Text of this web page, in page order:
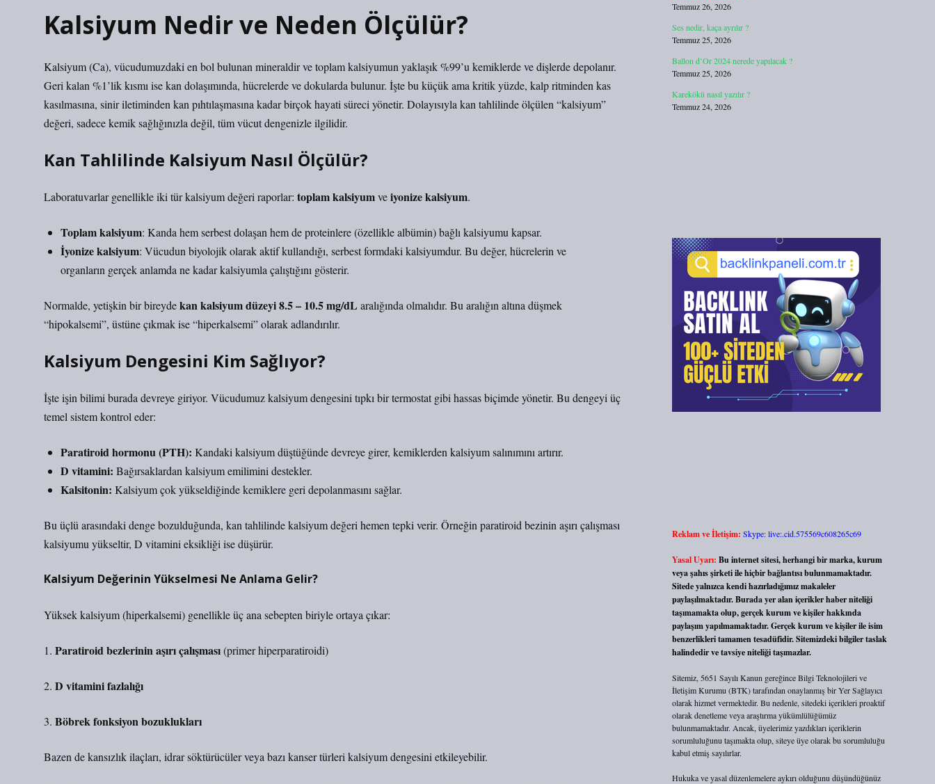
Kalsiyum Nedir ve Neden Ölçülür?
Kalsiyum (Ca), vücudumuzdaki en bol bulunan mineraldir ve toplam kalsiyumun yaklaşık %99’u kemiklerde ve dişlerde depolanır.
Geri kalan %1’lik kısmı ise kan dolaşımında, hücrelerde ve dokularda bulunur. İşte bu küçük ama kritik yüzde, kalp ritminden kas
kasılmasına, sinir iletiminden kan pıhtılaşmasına kadar birçok hayati süreci yönetir. Dolayısıyla kan tahlilinde ölçülen “kalsiyum”
değeri, sadece kemik sağlığınızla değil, tüm vücut dengenizle ilgilidir.
Kan Tahlilinde Kalsiyum Nasıl Ölçülür?
Laboratuvarlar genellikle iki tür kalsiyum değeri raporlar: toplam kalsiyumveiyonize kalsiyum.
Toplam kalsiyum: Kanda hem serbest dolaşan hem de proteinlere (özellikle albümin) bağlı kalsiyumu kapsar.
İyonize kalsiyum: Vücudun biyolojik olarak aktif kullandığı, serbest formdaki kalsiyumdur. Bu değer, hücrelerin ve
organların gerçek anlamda ne kadar kalsiyumla çalıştığını gösterir.
Normalde, yetişkin bir bireydekan kalsiyum düzeyi 8.5 – 10.5 mg/dL aralığında olmalıdır. Bu aralığın altına düşmek
“hipokalsemi”, üstüne çıkmak ise “hiperkalsemi” olarak adlandırılır.
Kalsiyum Dengesini Kim Sağlıyor?
İşte işin bilimi burada devreye giriyor. Vücudumuz kalsiyum dengesini tıpkı bir termostat gibi hassas biçimde yönetir. Bu dengeyi üç
temel sistem kontrol eder:
Paratiroid hormonu (PTH): Kandaki kalsiyum düştüğünde devreye girer, kemiklerden kalsiyum salınımını artırır.
D vitamini: Bağırsaklardan kalsiyum emilimini destekler.
Kalsitonin: Kalsiyum çok yükseldiğinde kemiklere geri depolanmasını sağlar.
Bu üçlü arasındaki denge bozulduğunda, kan tahlilinde kalsiyum değeri hemen tepki verir. Örneğin paratiroid bezinin aşırı çalışması
kalsiyumu yükseltir, D vitamini eksikliği ise düşürür.
Kalsiyum Değerinin Yükselmesi Ne Anlama Gelir?
Yüksek kalsiyum (hiperkalsemi) genellikle üç ana sebepten biriyle ortaya çıkar:
1. Paratiroid bezlerinin aşırı çalışması(primer hiperparatiroidi)
2. D vitamini fazlalığı
3. Böbrek fonksiyon bozuklukları
Bazen de kansızlık ilaçları, idrar söktürücüler veya bazı kanser türleri kalsiyum dengesini etkileyebilir.
Temmuz 26, 2026
Ses nedir, kaça ayrılır ?
Temmuz 25, 2026
Ballon d’Or 2024 nerede yapılacak ?
Temmuz 25, 2026
Karekökü nasıl yazılır ?
Temmuz 24, 2026
Reklam ve İletişim: Skype: live:.cid.575569c608265c69
Yasal Uyarı: Bu internet sitesi, herhangi bir marka, kurum
veya şahıs şirketi ile hiçbir bağlantısı bulunmamaktadır.
Sitede yalnızca kendi hazırladığımız makaleler
paylaşılmaktadır. Burada yer alan içerikler haber niteliği
taşımamakta olup, gerçek kurum ve kişiler hakkında
paylaşım yapılmamaktadır. Gerçek kurum ve kişiler ile isim
benzerlikleri tamamen tesadüfidir. Sitemizdeki bilgiler taslak
halindedir ve tavsiye niteliği taşımazlar.
Sitemiz, 5651 Sayılı Kanun gereğince Bilgi Teknolojileri ve
İletişim Kurumu (BTK) tarafından onaylanmış bir Yer Sağlayıcı
olarak hizmet vermektedir. Bu nedenle, sitedeki içerikleri proaktif
olarak denetleme veya araştırma yükümlülüğümüz
bulunmamaktadır. Ancak, üyelerimiz yazdıkları içeriklerin
sorumluluğunu taşımakta olup, siteye üye olarak bu sorumluluğu
kabul etmiş sayılırlar.
Hukuka ve yasal düzenlemelere aykırı olduğunu düşündüğünüz